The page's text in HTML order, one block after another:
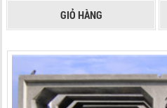
GIỎ HÀNG